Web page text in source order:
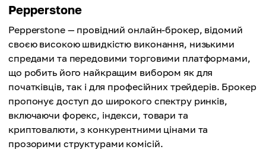
Pepperstone
Pepperstone — провідний онлайн-брокер, відомий
своєю високою швидкістю виконання, низькими
спредами та передовими торговими платформами,
що робить його найкращим вибором як для
початківців, так і для професійних трейдерів. Брокер
пропонує доступ до широкого спектру ринків,
включаючи форекс, індекси, товари та
криптовалюти, з конкурентними цінами та
прозорими структурами комісій.